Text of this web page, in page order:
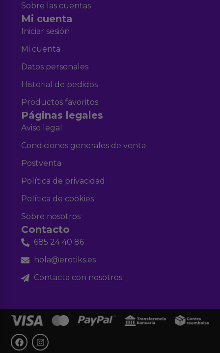
Sobre las cuentas
Mi cuenta
Iniciar sesión
Mi cuenta
Datos personales
Historial de pedidos
Productos favoritos
Páginas legales
Aviso legal
Condiciones generales de venta
Postventa
Política de privacidad
Política de cookies
Sobre nosotros
Contacto
685 24 40 86
hola@erotiks.es
Contacta con nosotros
F
a
I
n